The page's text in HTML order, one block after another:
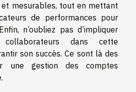
mesurables, tout en mettant
de performances pour
n’oubliez pas d’impliquer
collaborateurs dans cette
son succès. Ce sont là des
une gestion des comptes